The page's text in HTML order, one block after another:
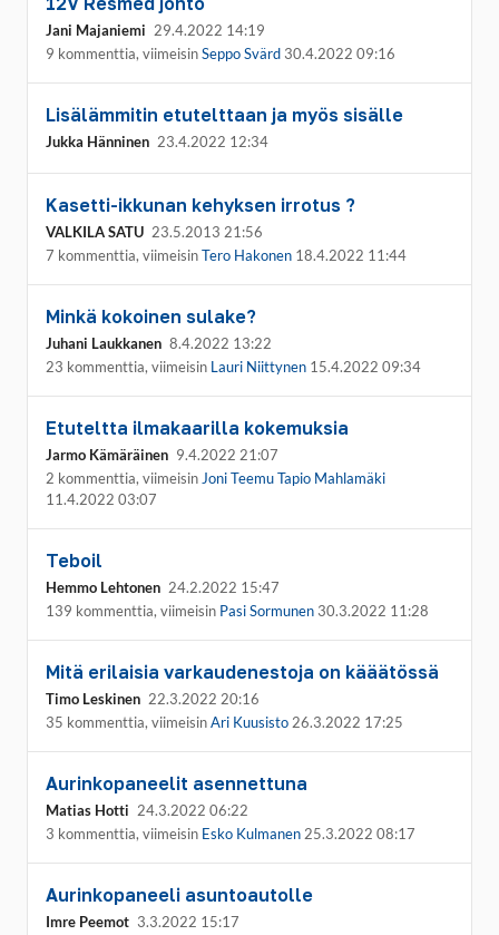
Jani Majaniemi 29.4.2022 14:19
9 kommenttia, viimeisinSeppo Svärd 30.4.2022 09:16
Lisälämmitin etutelttaan ja myös sisälle
Jukka Hänninen 23.4.2022 12:34
Kasetti-ikkunan kehyksen irrotus ?
VALKILA SATU 23.5.2013 21:56
7 kommenttia, viimeisinTero Hakonen 18.4.2022 11:44
Minkä kokoinen sulake?
Juhani Laukkanen 8.4.2022 13:22
23 kommenttia, viimeisin Lauri Niittynen 15.4.2022 09:34
Etuteltta ilmakaarilla kokemuksia
Jarmo Kämäräinen 9.4.2022 21:07
2 kommenttia, viimeisin Joni Teemu Tapio Mahlamäki
11.4.2022 03:07
Teboil
Hemmo Lehtonen 24.2.2022 15:47
139 kommenttia, viimeisin Pasi Sormunen 30.3.2022 11:28
Mitä erilaisia varkaudenestoja on kääätössä
Timo Leskinen 22.3.2022 20:16
35 kommenttia, viimeisinAri Kuusisto 26.3.2022 17:25
Aurinkopaneelit asennettuna
Matias Hotti 24.3.2022 06:22
3 kommenttia, viimeisin Esko Kulmanen 25.3.2022 08:17
Aurinkopaneeli asuntoautolle
Imre Peemot 3.3.2022 15:17